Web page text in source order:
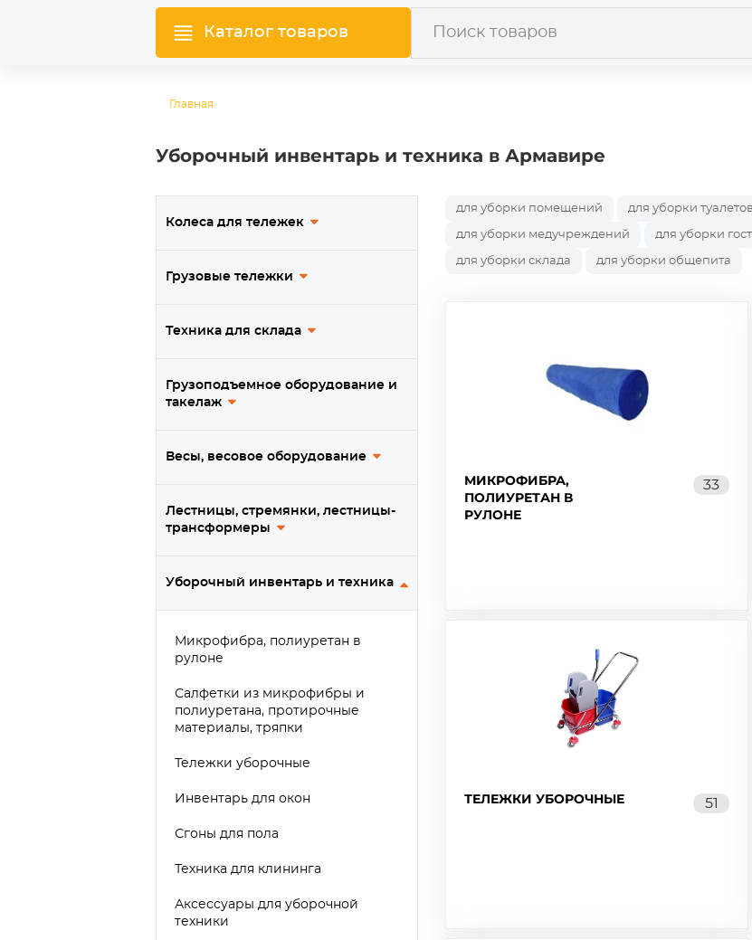
Каталог товаров
Главная
Уборочный инвентарь и техника в Армавире
Колеса для тележек
Грузовые тележки
Техника для склада
Грузоподъемное оборудование и
такелаж
Весы, весовое оборудование
Лестницы, стремянки, лестницы-
трансформеры
Уборочный инвентарь и техника
Микрофибра, полиуретан в
рулоне
Салфетки из микрофибры и
полиуретана, протирочные
материалы, тряпки
Тележки уборочные
Инвентарь для окон
Сгоны для пола
Техника для клининга
Аксессуары для уборочной
техники
для уборки помещений для уборки туалетов
для уборки медучреждений для уборки
для уборки склада для уборки общепита
МИКРОФИБРА,
ПОЛИУРЕТАН В
РУЛОНЕ
33
ТЕЛЕЖКИ УБОРОЧНЫЕ 51